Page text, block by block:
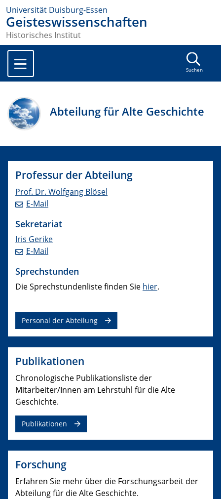
Universität Duisburg-Essen
Geisteswissenschaften
Historisches Institut
Suchen
Abteilung für Alte Geschichte
Professur der Abteilung
Prof. Dr. Wolfgang Blösel
E-Mail
Sekretariat
Iris Gerike
E-Mail
Sprechstunden
Die Sprechstundenliste finden Sie hier.
Personal der Abteilung
Publikationen
Chronologische Publikationsliste der
Mitarbeiter/Innen am Lehrstuhl für die Alte
Geschichte.
Publikationen
Forschung
​Erfahren Sie mehr über die Forschungsarbeit der
Abteilung für die Alte Geschichte.